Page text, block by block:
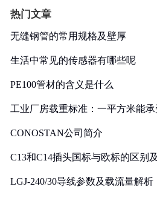
热门文章
无缝钢管的常用规格及壁厚
生活中常见的传感器有哪些呢
PE100管材的含义是什么
工业厂房载重标准：一平方米能
CONOSTAN公司简介
C13和C14插头国标与欧标的区别
LGJ-240/30导线参数及载流量解析